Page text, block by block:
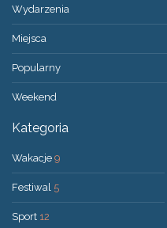
Wydarzenia
Miejsca
Popularny
Weekend
Kategoria
Wakacje 9
Festiwal 5
Sport 12